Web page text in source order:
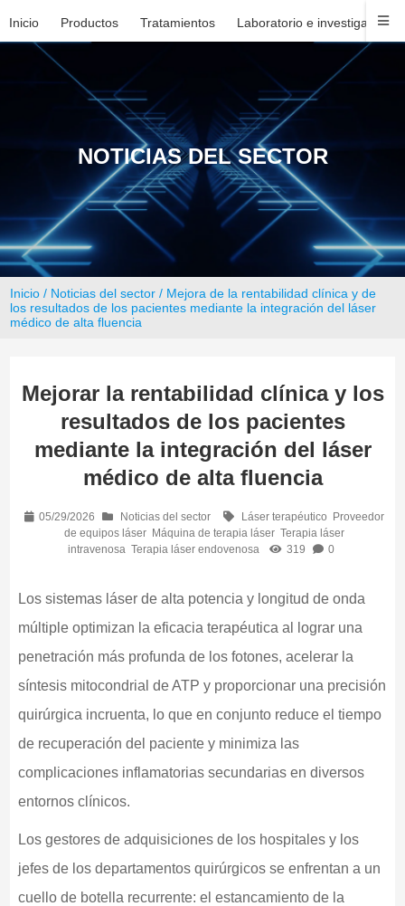
Inicio Productos Tratamientos Laboratorio e investigación
NOTICIAS DEL SECTOR
Inicio / Noticias del sector / Mejora de la rentabilidad clínica y de
los resultados de los pacientes mediante la integración del láser
médico de alta fluencia
Mejorar la rentabilidad clínica y los
resultados de los pacientes
mediante la integración del láser
médico de alta fluencia
05/29/2026 Noticias del sector Láser terapéutico Proveedor
de equipos láser Máquina de terapia láser Terapia láser
intravenosa Terapia láser endovenosa 319 0
Los sistemas láser de alta potencia y longitud de onda
múltiple optimizan la eficacia terapéutica al lograr una
penetración más profunda de los fotones, acelerar la
síntesis mitocondrial de ATP y proporcionar una precisión
quirúrgica incruenta, lo que en conjunto reduce el tiempo
de recuperación del paciente y minimiza las
complicaciones inflamatorias secundarias en diversos
entornos clínicos.
Los gestores de adquisiciones de los hospitales y los
jefes de los departamentos quirúrgicos se enfrentan a un
cuello de botella recurrente: el estancamiento de la